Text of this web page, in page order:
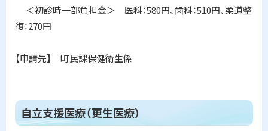
＜初診時一部負担金＞ 医科：580円、歯科：510円、柔道整
復：270円
【申請先】 町民課保健衛生係
ト
ッ
自立支援医療（更生医療）